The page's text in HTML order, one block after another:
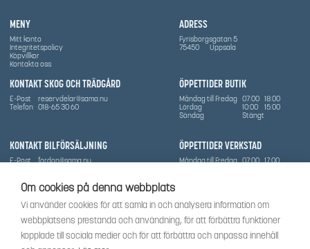
Om cookies på denna webbplats
Vi använder cookies för att samla in och analysera information om
webbplatsens prestanda och användning, för att förbättra funktioner
kopplade till sociala medier och för att förbättra och anpassa innehåll
MENY
Mitt konto
Integritetspolicy
Köpvillkor
Kontakta oss
ÖPPETTIDER BUTIK
Måndag till Fredag 07:00 18:00
Lördag
10:00
15:00
Söndag
Stängt
ÖPPETTIDER VERKSTAD
Måndag till Fredag 07:00 17:00
ADRESS
Fyrisborgsgatan 5
75450
Uppsala
KONTAKT SKOG OCH TRÄDGÅRD
E-Post
reservdelar@sama.nu
Telefon 018-65 30 60
KONTAKT BILFÖRSÄLJNING
E-Post
fordon@sama.nu
Vi har sedan 1970-talet levererat skog-och trädgårdsprodukter till Uppsala med omnejd. Vi
har idag även ett brett utbud av dessa produkter samt BRP:s produktsortiment, gällande
Can-Am, Sea-Doo.
Vi är certifierad serviceverkstad.